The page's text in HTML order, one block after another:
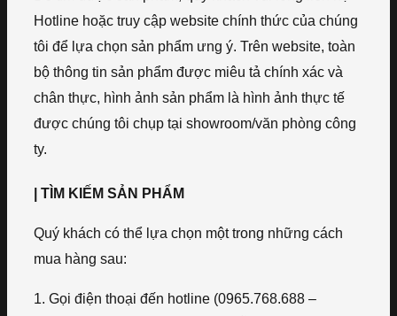
Hotline hoặc truy cập website chính thức của chúng
tôi để lựa chọn sản phẩm ưng ý. Trên website, toàn
bộ thông tin sản phẩm được miêu tả chính xác và
chân thực, hình ảnh sản phẩm là hình ảnh thực tế
được chúng tôi chụp tại showroom/văn phòng công
ty.
| TÌM KIẾM SẢN PHẨM
Quý khách có thể lựa chọn một trong những cách
mua hàng sau:
1. Gọi điện thoại đến hotline (0965.768.688 –